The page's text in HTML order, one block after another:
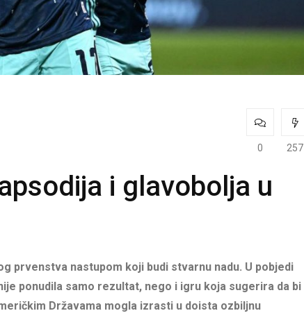
0 257
i glavobolja u
prvenstva nastupom koji budi stvarnu nadu. U pobjedi
ponudila samo rezultat, nego i igru koja sugerira da bi
Državama mogla izrasti u doista ozbiljnu